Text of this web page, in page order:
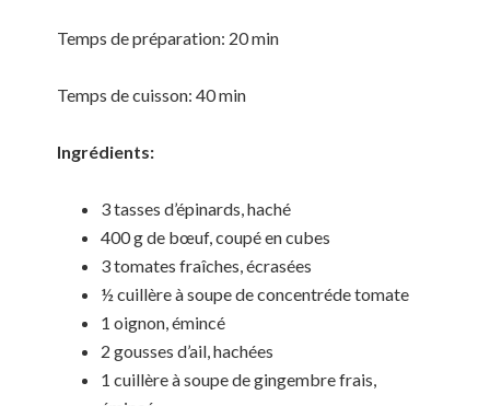
Temps de préparation: 20 min
Temps de cuisson: 40 min
Ingrédients:
3 tasses d’épinards, haché
400 g de bœuf, coupé en cubes
3 tomates fraîches, écrasées
½ cuillère à soupe de concentréde tomate
1 oignon, émincé
2 gousses d’ail, hachées
1 cuillère à soupe de gingembre frais,